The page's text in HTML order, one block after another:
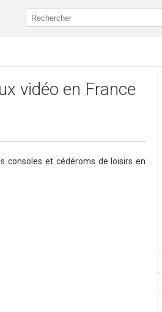
vidéo en France
consoles et cédéroms de loisirs en